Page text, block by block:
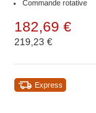
Commande rotative
182,69 €
219,23 €
Express